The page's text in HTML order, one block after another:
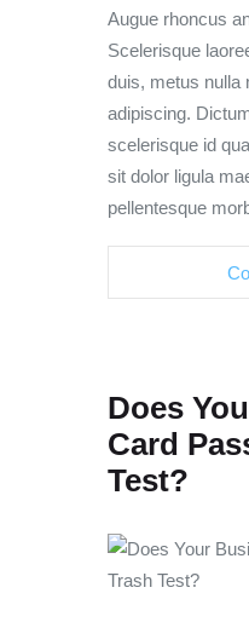
Augue rhoncus
Scelerisque
duis, metus nulla
adipiscing.
scelerisque id
sit dolor ligula
pellentesque
Does
Card
Test?